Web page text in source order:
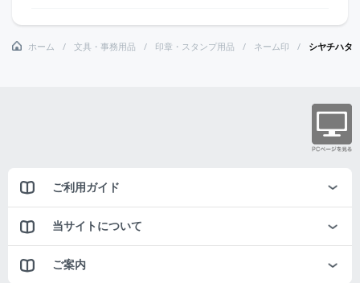
ホーム 文具・事務用品 印章・スタンプ用品 ネーム印 シヤチハ
ご利用ガイド
当サイトについて
ご案内